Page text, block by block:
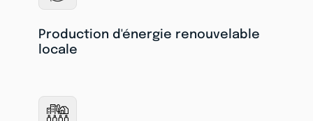
Production d'énergie renouvelable
locale